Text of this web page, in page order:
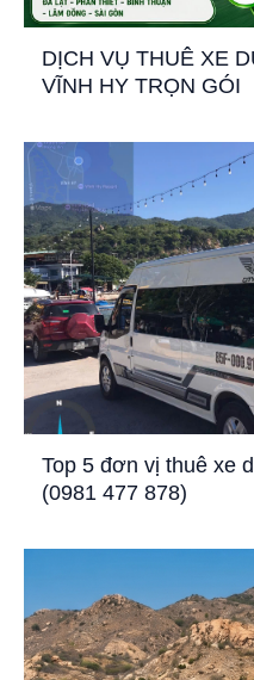
DỊCH VỤ THUÊ XE
VĨNH HY TRỌN GÓI
Top 5 đơn vị thuê xe
(0981 477 878)